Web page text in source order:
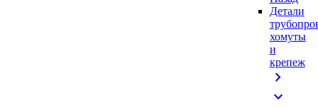
Детали
хомуты
и
крепеж
chevron_right
expand_more